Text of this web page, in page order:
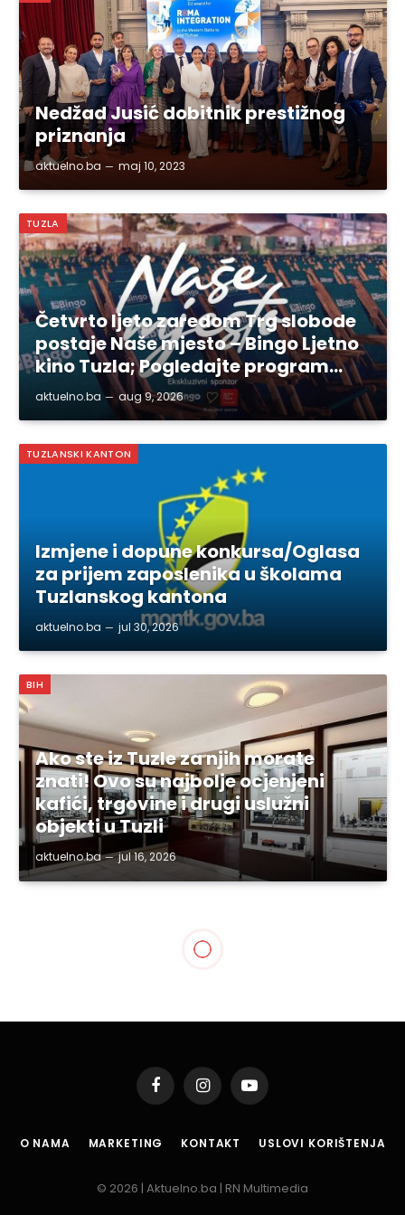
Nedžad Jusić dobitnik prestižnog
priznanja
aktuelno.ba maj 10, 2023
TUZLA
Četvrto ljeto zaredom Trg slobode
postaje Naše mjesto – Bingo Ljetno
kino Tuzla; Pogledajte program…
aktuelno.ba aug 9, 2026
TUZLANSKI KANTON
Izmjene i dopune konkursa/Oglasa
za prijem zaposlenika u školama
Tuzlanskog kantona
aktuelno.ba jul 30, 2026
BIH
Ako ste iz Tuzle za njih morate
znati! Ovo su najbolje ocjenjeni
kafići, trgovine i drugi uslužni
objekti u Tuzli
aktuelno.ba jul 16, 2026
FacebookInstagramYouTube
O NAMA MARKETING KONTAKT USLOVI KORIŠTENJA
© 2026 | Aktuelno.ba | RN Multimedia